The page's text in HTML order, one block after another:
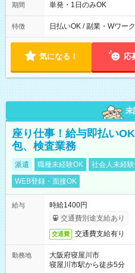
期間 単発・1日のみOK
特徴 日払いOK / 副業・Wワー
気になる！ 応
未
座り仕事！給与即払い
包、検査業務
派遣 職種未経験OK 社会人未経
WEB登録・面接OK
給与
時給1400円
交通費別途支給あり
交通費 交通費支給有り
勤務地
大阪府寝屋川市
寝屋川市駅から徒歩5分